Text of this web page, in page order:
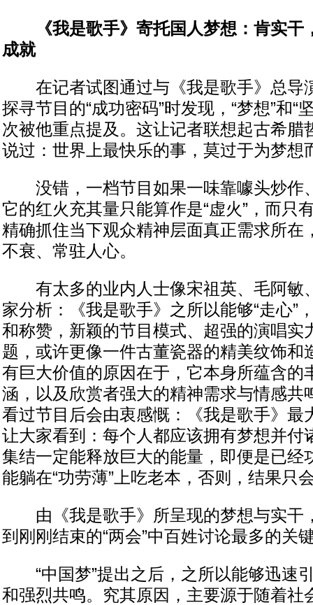
《我是歌手》寄托国人梦想：肯实干
成就
在记者试图通过与《我是歌手》总导
探寻节目的“成功密码”时发现，“梦想”和“
次被他重点提及。这让记者联想起古希腊
说过：世界上最快乐的事，莫过于为梦想
没错，一档节目如果一味靠噱头炒作
它的红火充其量只能算作是“虚火”，而只
精确抓住当下观众精神层面真正需求所在
不衰、常驻人心。
有太多的业内人士像宋祖英、毛阿敏
家分析：《我是歌手》之所以能够“走心”
和称赞，新颖的节目模式、超强的演唱实
题，或许更像一件古董瓷器的精美纹饰和
有巨大价值的原因在于，它本身所蕴含的
涵，以及欣赏者强大的精神需求与情感共
看过节目后会由衷感慨：《我是歌手》最
让大家看到：每个人都应该拥有梦想并付
集结一定能释放巨大的能量，即便是已经
能躺在“功劳薄”上吃老本，否则，结果只
由《我是歌手》所呈现的梦想与实干
到刚刚结束的“两会”中百姓讨论最多的关
“中国梦”提出之后，之所以能够迅速
和强烈共鸣。究其原因，主要源于随着社